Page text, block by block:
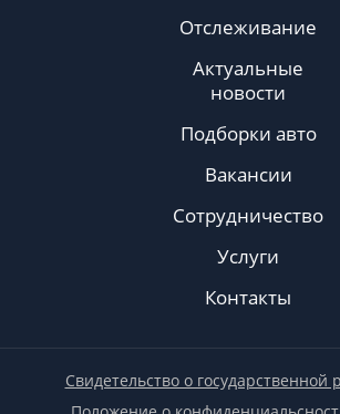
Отслеживание
Актуальные
новости
Подборки авто
Вакансии
Сотрудничество
Услуги
Контакты
Свидетельство о государственной